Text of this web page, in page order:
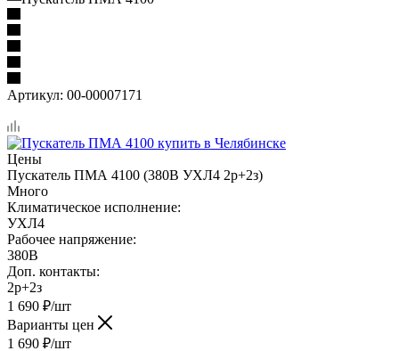
Артикул: 00-00007171
Цены
Пускатель ПМА 4100 (380В УХЛ4 2р+2з)
Много
Климатическое исполнение:
УХЛ4
Рабочее напряжение:
380В
Доп. контакты:
2р+2з
1 690 ₽/шт
Варианты цен
1 690 ₽/шт